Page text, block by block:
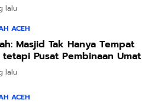
lalu
ACEH
Masjid Tak Hanya Tempat
Pusat Pembinaan Umat
lalu
ACEH